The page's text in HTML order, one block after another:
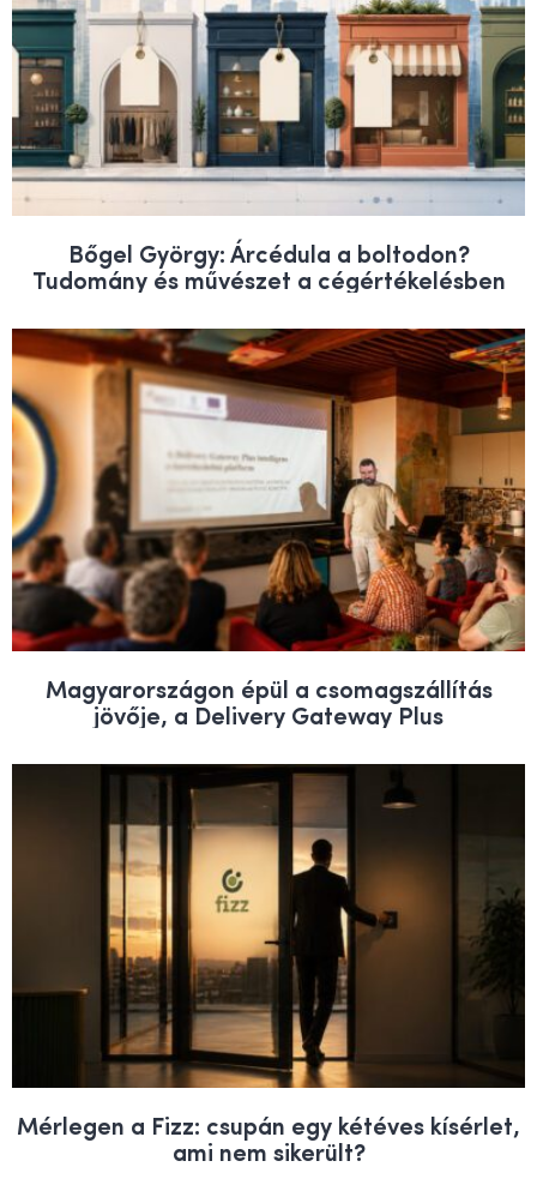
Bőgel György: Árcédula a boltodon?
Tudomány és művészet a cégértékelésben
Magyarországon épül a csomagszállítás
jövője, a Delivery Gateway Plus
Mérlegen a Fizz: csupán egy kétéves kísérlet,
ami nem sikerült?